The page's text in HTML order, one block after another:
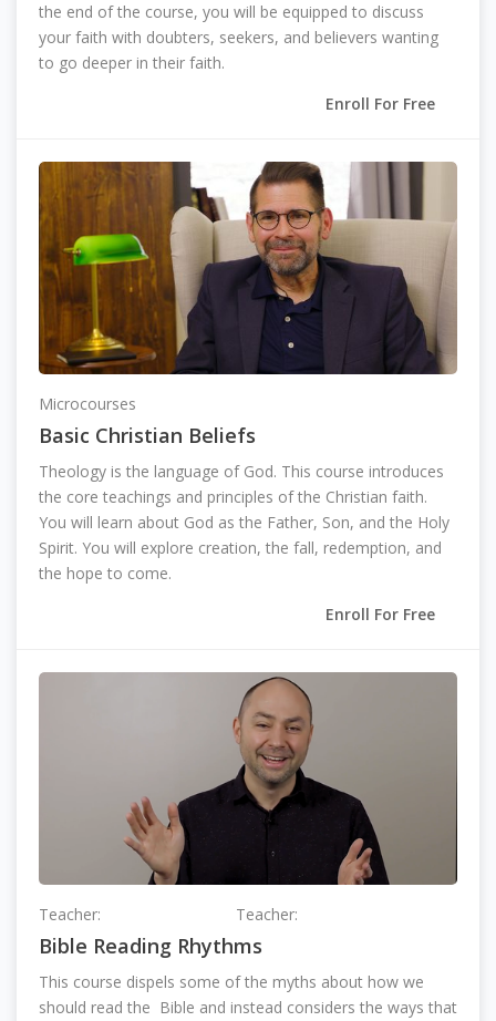
the end of the course, you will be equipped to discuss
your faith with doubters, seekers, and believers wanting
to go deeper in their faith.
Enroll For Free
Microcourses
Basic Christian Beliefs
Theology is the language of God. This course introduces
the core teachings and principles of the Christian faith.
You will learn about God as the Father, Son, and the Holy
Spirit. You will explore creation, the fall, redemption, and
the hope to come.
Enroll For Free
Teacher: Teacher:
Bible Reading Rhythms
This course dispels some of the myths about how we
should read the Bible and instead considers the ways that